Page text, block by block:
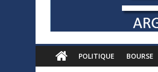
POLITIQUE BOURSE